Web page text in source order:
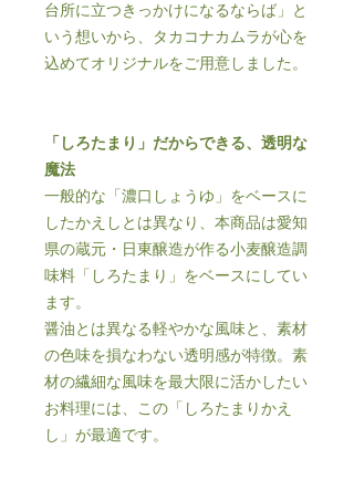
台所に立つきっかけになるならば」と
いう想いから、タカコナカムラが心を
込めてオリジナルをご用意しました。
「しろたまり」だからできる、透明な
魔法
一般的な「濃口しょうゆ」をベースに
したかえしとは異なり、本商品は愛知
県の蔵元・日東醸造が作る小麦醸造調
味料「しろたまり」をベースにしてい
ます。
醤油とは異なる軽やかな風味と、素材
の色味を損なわない透明感が特徴。素
材の繊細な風味を最大限に活かしたい
お料理には、この「しろたまりかえ
し」が最適です。